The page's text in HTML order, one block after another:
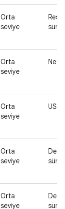
Orta
seviye
Orta
seviye
Orta
seviye
USB
Orta
seviye
Orta
seviye